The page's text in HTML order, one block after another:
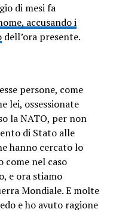
di mesi fa
accusando i
dell’ora presente.
persone, come
lei, ossessionate
la NATO, per non
di Stato alle
hanno cercato lo
nel caso
e ora stiamo
Mondiale. E molte
e ho avuto ragione